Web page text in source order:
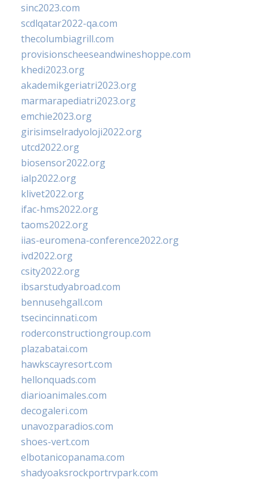
sinc2023.com
scdlqatar2022-qa.com
thecolumbiagrill.com
provisionscheeseandwineshoppe.com
khedi2023.org
akademikgeriatri2023.org
marmarapediatri2023.org
emchie2023.org
girisimselradyoloji2022.org
utcd2022.org
biosensor2022.org
ialp2022.org
klivet2022.org
ifac-hms2022.org
taoms2022.org
iias-euromena-conference2022.org
ivd2022.org
csity2022.org
ibsarstudyabroad.com
bennusehgall.com
tsecincinnati.com
roderconstructiongroup.com
plazabatai.com
hawkscayresort.com
hellonquads.com
diarioanimales.com
decogaleri.com
unavozparadios.com
shoes-vert.com
elbotanicopanama.com
shadyoaksrockportrvpark.com